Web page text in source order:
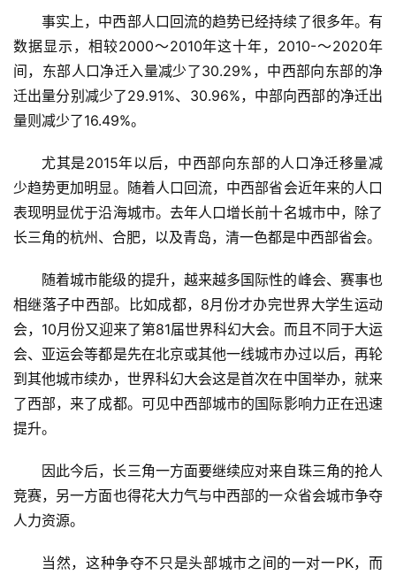
事实上，中西部人口回流的趋势已经持续了很多年。有
数据显示，相较2000～2010年这十年，2010-～2020年
间，东部人口净迁入量减少了30.29%，中西部向东部的净
迁出量分别减少了29.91%、30.96%，中部向西部的净迁出
量则减少了16.49%。
尤其是2015年以后，中西部向东部的人口净迁移量减
少趋势更加明显。随着人口回流，中西部省会近年来的人口
表现明显优于沿海城市。去年人口增长前十名城市中，除了
长三角的杭州、合肥，以及青岛，清一色都是中西部省会。
随着城市能级的提升，越来越多国际性的峰会、赛事也
相继落子中西部。比如成都，8月份才办完世界大学生运动
会，10月份又迎来了第81届世界科幻大会。而且不同于大运
会、亚运会等都是先在北京或其他一线城市办过以后，再轮
到其他城市续办，世界科幻大会这是首次在中国举办，就来
了西部，来了成都。可见中西部城市的国际影响力正在迅速
提升。
因此今后，长三角一方面要继续应对来自珠三角的抢人
竞赛，另一方面也得花大力气与中西部的一众省会城市争夺
人力资源。
当然，这种争夺不只是头部城市之间的一对一PK，而